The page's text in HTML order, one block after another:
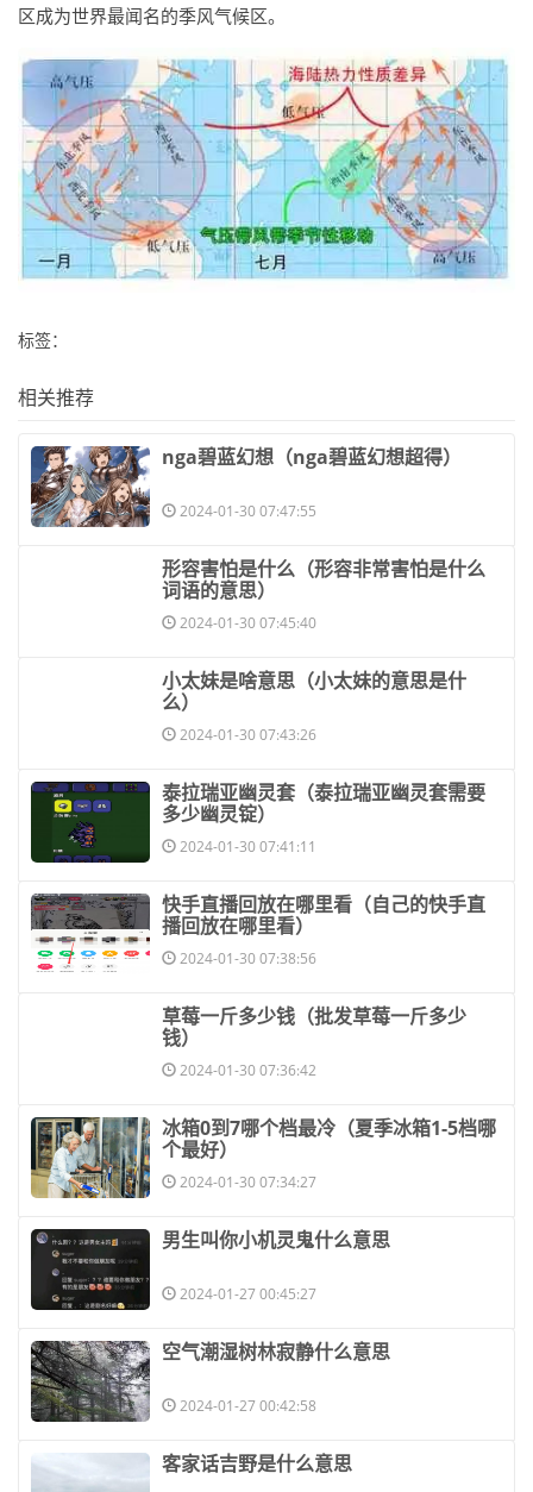
区成为世界最闻名的季风气候区。
标签：
相关推荐
​nga碧蓝幻想（nga碧蓝幻想超得）
2024-01-30 07:47:55
​形容害怕是什么（形容非常害怕是什么
词语的意思）
2024-01-30 07:45:40
​小太妹是啥意思（小太妹的意思是什
么）
2024-01-30 07:43:26
​泰拉瑞亚幽灵套（泰拉瑞亚幽灵套需要
多少幽灵锭）
2024-01-30 07:41:11
​快手直播回放在哪里看（自己的快手直
播回放在哪里看）
2024-01-30 07:38:56
​草莓一斤多少钱（批发草莓一斤多少
钱）
2024-01-30 07:36:42
​冰箱0到7哪个档最冷（夏季冰箱1-5档哪
个最好）
2024-01-30 07:34:27
​男生叫你小机灵鬼什么意思
2024-01-27 00:45:27
​空气潮湿树林寂静什么意思
2024-01-27 00:42:58
​客家话吉野是什么意思